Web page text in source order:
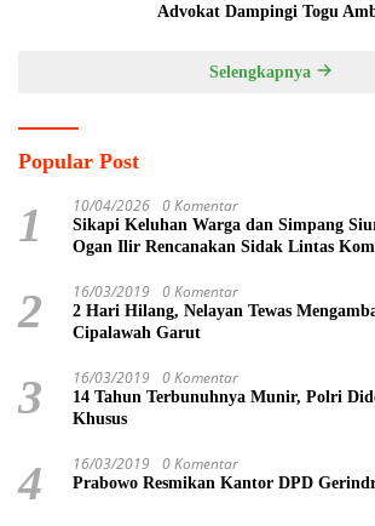
Advokat Dampingi Togu
Selengkapnya
Popular Post
1 10/04/2026 0 Komentar
Sikapi Keluhan Warga dan Simpang
Ogan Ilir Rencanakan Sidak Lintas
2 16/03/2019 0 Komentar
2 Hari Hilang, Nelayan Tewas
Cipalawah Garut
3 16/03/2019 0 Komentar
14 Tahun Terbunuhnya Munir, Polri
Khusus
4 16/03/2019 0 Komentar
Prabowo Resmikan Kantor DPD